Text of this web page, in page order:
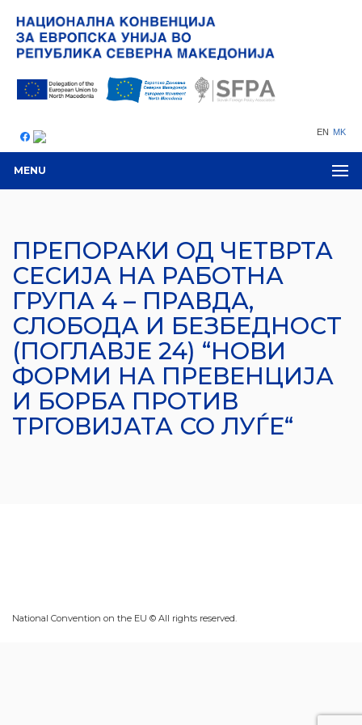
EN MK
MENU
ПРЕПОРАКИ ОД ЧЕТВРТА
СЕСИЈА НА РАБОТНА
ГРУПА 4 – ПРАВДА,
СЛОБОДА И БЕЗБЕДНОСТ
(ПОГЛАВЈЕ 24) “НОВИ
ФОРМИ НА ПРЕВЕНЦИЈА
И БОРБА ПРОТИВ
ТРГОВИЈАТА СО ЛУЃЕ“
National Convention on the EU © All rights reserved.